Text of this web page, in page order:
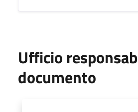
Ufficio
documento